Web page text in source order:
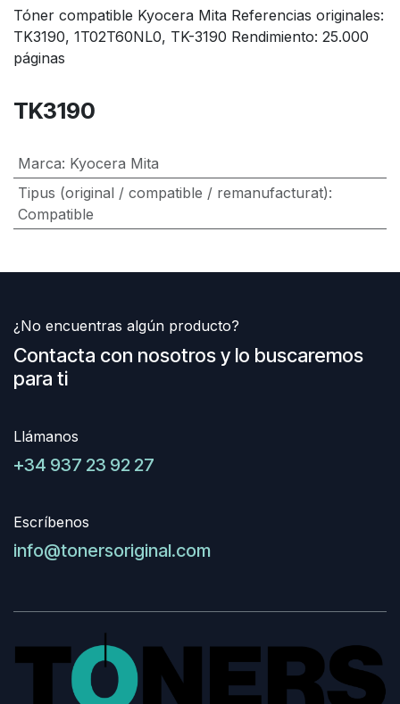
Tóner compatible Kyocera Mita Referencias originales:
TK3190, 1T02T60NL0, TK-3190 Rendimiento: 25.000
páginas
TK3190
Marca: Kyocera Mita
Tipus (original / compatible / remanufacturat):
Compatible
¿No encuentras algún producto?
Contacta con nosotros y lo buscaremos
para ti
Llámanos
+34 937 23 92 27
Escríbenos
info@tonersoriginal.com